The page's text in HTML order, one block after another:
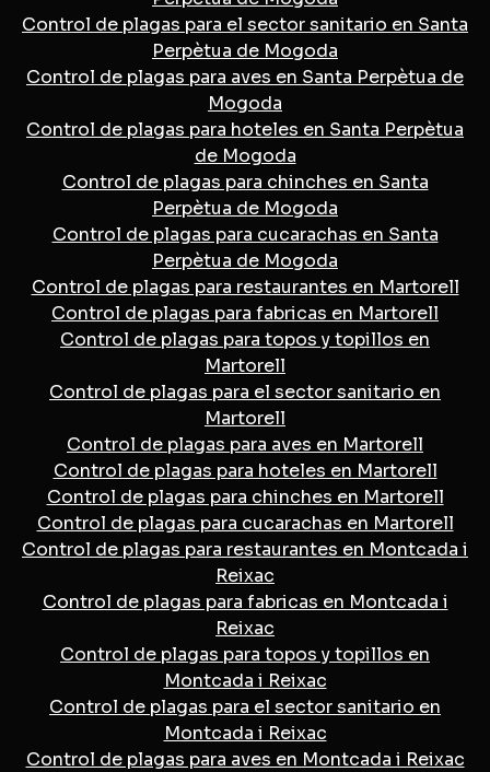
Control de plagas para el sector sanitario en Santa
Perpètua de Mogoda
Control de plagas para aves en Santa Perpètua de
Mogoda
Control de plagas para hoteles en Santa Perpètua
de Mogoda
Control de plagas para chinches en Santa
Perpètua de Mogoda
Control de plagas para cucarachas en Santa
Perpètua de Mogoda
Control de plagas para restaurantes en Martorell
Control de plagas para fabricas en Martorell
Control de plagas para topos y topillos en
Martorell
Control de plagas para el sector sanitario en
Martorell
Control de plagas para aves en Martorell
Control de plagas para hoteles en Martorell
Control de plagas para chinches en Martorell
Control de plagas para cucarachas en Martorell
Control de plagas para restaurantes en Montcada i
Reixac
Control de plagas para fabricas en Montcada i
Reixac
Control de plagas para topos y topillos en
Montcada i Reixac
Control de plagas para el sector sanitario en
Montcada i Reixac
Control de plagas para aves en Montcada i Reixac